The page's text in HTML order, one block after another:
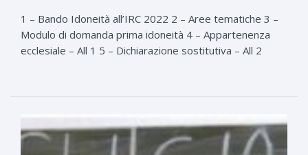
1 – Bando Idoneità all’IRC 2022 2 – Aree tematiche 3 –
Modulo di domanda prima idoneità 4 – Appartenenza
ecclesiale – All 1 5 – Dichiarazione sostitutiva – All 2